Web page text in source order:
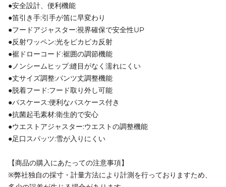
●安全設計、便利機能
●笛引き手:引手が笛に早変わり
●フードアジャスター:視界確保で安全性UP
●反射ワッペン:光をピカピカ反射
●裾ドローコード:裾囲の調節機能
●ノンシームヒップ:縫目がなく濡れにくい
●丈サイズ調整:パンツ丈調整機能
●脱着フード:フード取り外し可能
●パスケース:便利なパスケース付き
●抗菌起毛素材:衛生的で安心
●ウエストアジャスター:ウエストの調整機能
●足口スパッツ:雪が入りにくい
【商品の購入にあたっての注意事項】
※弊社独自の採寸・計量方法により計測を行っておりますため、